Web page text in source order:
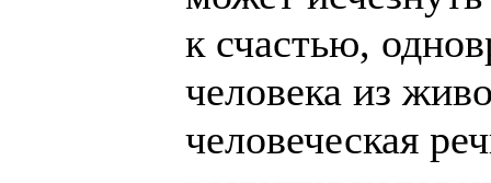
к счастью,
человека из
человеческая